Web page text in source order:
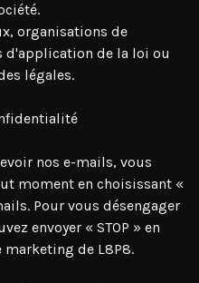
organisations de
d'application de la loi ou
légales.
nos e-mails, vous
moment en choisissant «
Pour vous désengager
envoyer « STOP » en
marketing de L8P8.